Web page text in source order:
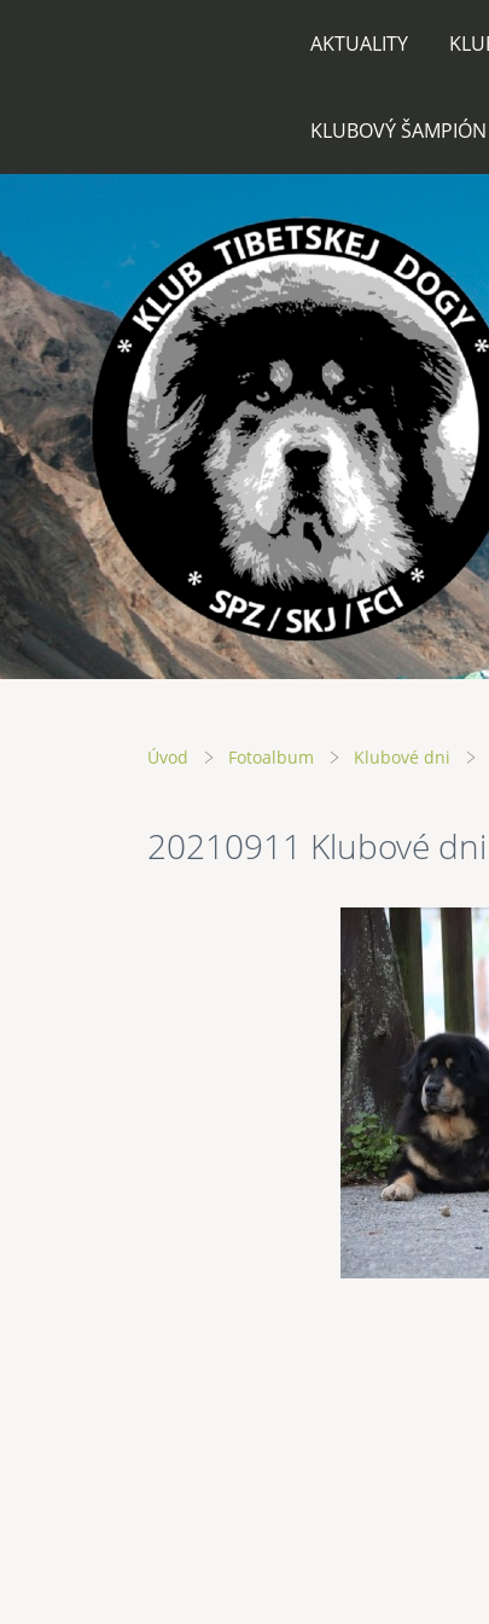
AKTUALITY
KLUBOVÝ ŠAMPIÓN
Úvod Fotoalbum Klubové dni
20210911 Klubové